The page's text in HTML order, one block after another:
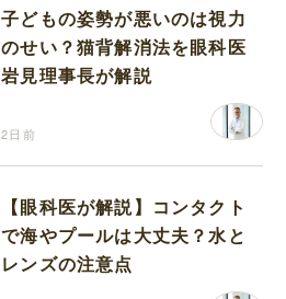
子どもの姿勢が悪いのは視力
のせい？猫背解消法を眼科医
岩見理事長が解説
2日前
【眼科医が解説】コンタクト
で海やプールは大丈夫？水と
レンズの注意点